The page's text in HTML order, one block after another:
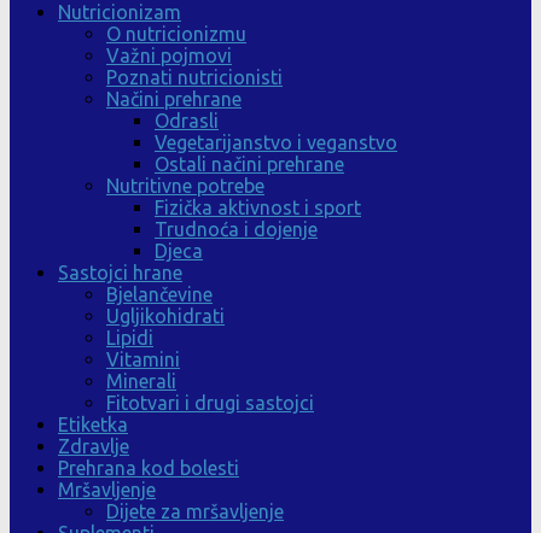
Nutricionizam
O nutricionizmu
Važni pojmovi
Poznati nutricionisti
Načini prehrane
Odrasli
Vegetarijanstvo i veganstvo
Ostali načini prehrane
Nutritivne potrebe
Fizička aktivnost i sport
Trudnoća i dojenje
Djeca
Sastojci hrane
Bjelančevine
Ugljikohidrati
Lipidi
Vitamini
Minerali
Fitotvari i drugi sastojci
Etiketka
Zdravlje
Prehrana kod bolesti
Mršavljenje
Dijete za mršavljenje